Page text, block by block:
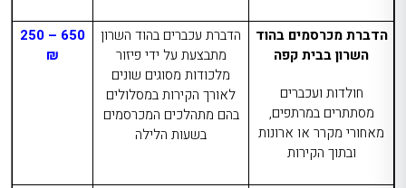
הדברת מכרסמים בהוד
השרון בבית קפה
חולדות ועכברים
מסתתרים במרתפים,
מאחורי מקרר או ארונות
ובתוך הקירות
הדברת עכברים בהוד השרון
מתבצעת על ידי פיזור
מלכודות מסוגים שונים
לאורך הקירות במסלולים
בהם מתהלכים המכרסמים
בשעות הלילה
650 – 250
₪